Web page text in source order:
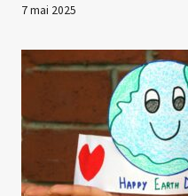
7 mai 2025